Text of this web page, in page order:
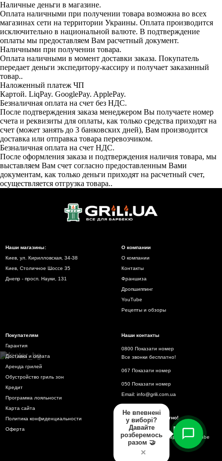
Наличные деньги в магазине.
Оплата наличными при получении товара возможна во всех
магазинах сети на территории Украины. Оплата производится
исключительно в национальной валюте. В подтверждение
оплаты мы предоставляем Вам расчетный документ.
Наличными при получении товара.
Оплата наличными в момент доставки заказа. Покупатель
передает деньги экспедитору-кассиру и получает заказанный
товар..
Наложенный платеж ЧП
Картой. LiqPay. GooglePay. ApplePay.
Безналичная оплата на счет без НДС.
После подтверждения заказа менеджером Вы получаете номер
счета и реквизиты для оплаты, как только средства приходят на
счет (может занять до 3 банковских дней), Вам производится
доставка или отправка товара перевозчиком.
Безналичная оплата на счет НДС.
После оформления заказа и подтверждения наличия товара, мы
выставляем Вам счет согласно предоставленным Вами
документам, как только деньги приходят на расчетный счет,
осуществляется отгрузка товара..
Наши магазины:
Киев, ул. Кирилловская, 34-38
Киев, Столичное Шоссе 35
Днепр - просп. Науки, 131
О компании
О компании
Контакты
Франшиза
Дропшиппинг
YouTube
Рецепты и обзоры
Покупателям
Гарантия
Доставка и оплата
Аренда грилей
Обустройство гриль зон
Кредит
Программа лояльности
Карта сайта
Политика конфиденциальности
Оферта
Наши контакты
0800 Показати номер
Все звонки бесплатно!
067 Показати номер
050 Показати номер
Email: info@grili.com.ua
Все звонки бесплатно!
Не впевнені
у виборі?
Давайте
розберемось
разом 🤝
×